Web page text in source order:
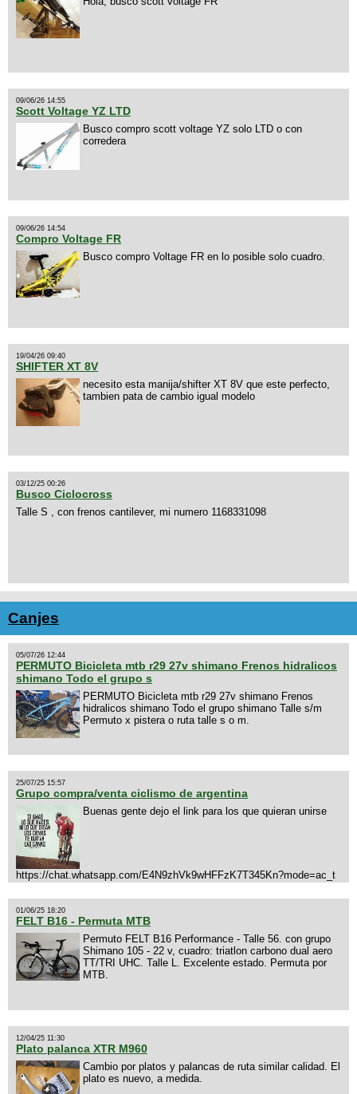
09/06/26 14:55
Scott Voltage YZ LTD
Busco compro scott voltage YZ solo LTD o con
corredera
09/06/26 14:54
Compro Voltage FR
Busco compro Voltage FR en lo posible solo cuadro.
19/04/26 09:40
SHIFTER XT 8V
necesito esta manija/shifter XT 8V que este perfecto,
tambien pata de cambio igual modelo
03/12/25 00:26
Busco Ciclocross
Talle S , con frenos cantilever, mi numero 1168331098
Canjes
05/07/26 12:44
PERMUTO Bicicleta mtb r29 27v shimano Frenos hidralicos
shimano Todo el grupo s
PERMUTO Bicicleta mtb r29 27v shimano Frenos
hidralicos shimano Todo el grupo shimano Talle s/m
Permuto x pistera o ruta talle s o m.
25/07/25 15:57
Grupo compra/venta ciclismo de argentina
Buenas gente dejo el link para los que quieran unirse
https://chat.whatsapp.com/E4N9zhVk9wHFFzK7T345Kn?mode=ac_t
01/06/25 18:20
FELT B16 - Permuta MTB
Permuto FELT B16 Performance - Talle 56. con grupo
Shimano 105 - 22 v, cuadro: triatlon carbono dual aero
TT/TRI UHC. Talle L. Excelente estado. Permuta por
MTB.
12/04/25 11:30
Plato palanca XTR M960
Cambio por platos y palancas de ruta similar calidad. El
plato es nuevo, a medida.